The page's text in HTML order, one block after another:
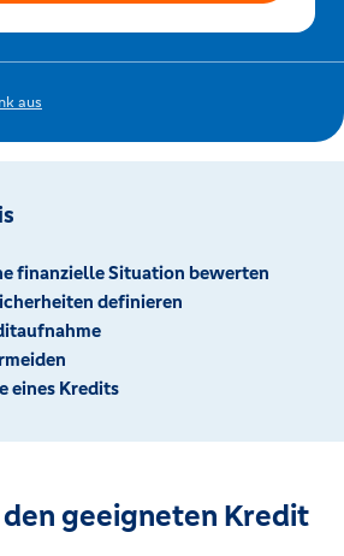
aus
finanzielle Situation bewerten
definieren
eines Kredits
den geeigneten Kredit